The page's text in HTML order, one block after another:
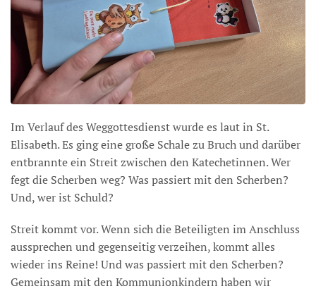
Im Verlauf des Weggottesdienst wurde es laut in St.
Elisabeth. Es ging eine große Schale zu Bruch und darüber
entbrannte ein Streit zwischen den Katechetinnen. Wer
fegt die Scherben weg? Was passiert mit den Scherben?
Und, wer ist Schuld?
Streit kommt vor. Wenn sich die Beteiligten im Anschluss
aussprechen und gegenseitig verzeihen, kommt alles
wieder ins Reine! Und was passiert mit den Scherben?
Gemeinsam mit den Kommunionkindern haben wir